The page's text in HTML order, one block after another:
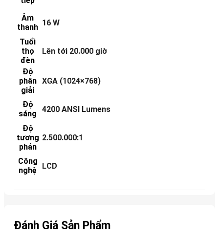
Âm
thanh 16 W
Tuổi
thọ
đèn
Lên tới 20.000 giờ
Độ
phân
giải
XGA (1024×768)
Độ
sáng
4200 ANSI Lumens
Độ
tương
phản
2.500.000:1
Công
nghệ
LCD
Đánh Giá Sản Phẩm